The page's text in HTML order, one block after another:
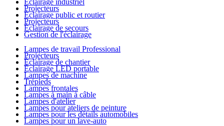
Éclairage industriel
Projecteurs
Éclairage public et routier
Projecteurs
Éclairage de secours
Gestion de l'éclairage
Lampes de travail Professional
Projecteurs
Éclairage de chantier
Éclairage LED portable
Lampes de machine
Trépieds
Lampes frontales
Lampes à main à câble
Lampes d'atelier
Lampes pour ateliers de peinture
Lampes pour les détails automobiles
Lampes pour un lave-auto